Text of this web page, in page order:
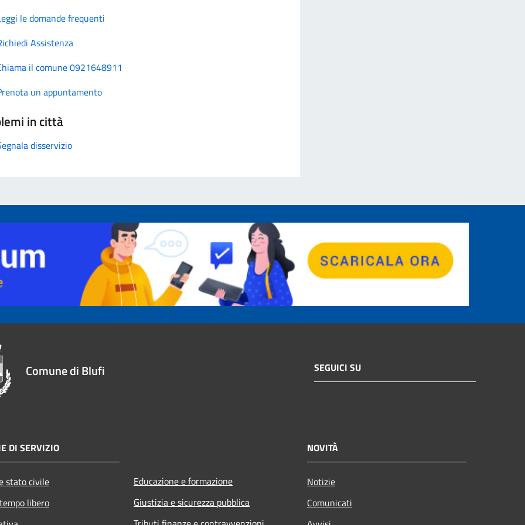
le domande frequenti
Assistenza
il comune 0921648911
un appuntamento
in città
disservizio
Comune di Blufi SEGUICI SU
DI SERVIZIO
stato civile
libero
Educazione e formazione
Giustizia e sicurezza pubblica
NOVITÀ
Notizie
Comunicati